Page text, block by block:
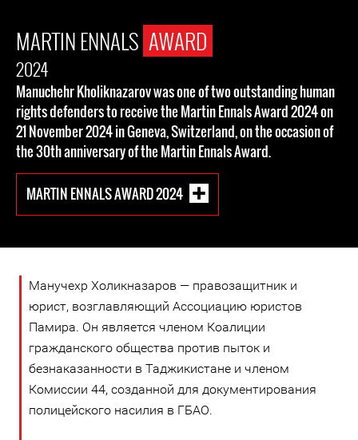
MARTIN ENNALS AWARD
2024
Manuchehr Kholiknazarov was one of two outstanding human
rights defenders to receive the Martin Ennals Award 2024 on
21 November 2024 in Geneva, Switzerland, on the occasion of
the 30th anniversary of the Martin Ennals Award.
MARTIN ENNALS AWARD 2024
Манучехр Холикназаров — правозащитник и
юрист, возглавляющий Ассоциацию юристов
Памира. Он является членом Коалиции
гражданского общества против пыток и
безнаказанности в Таджикистане и членом
Комиссии 44, созданной для документирования
полицейского насилия в ГБАО.